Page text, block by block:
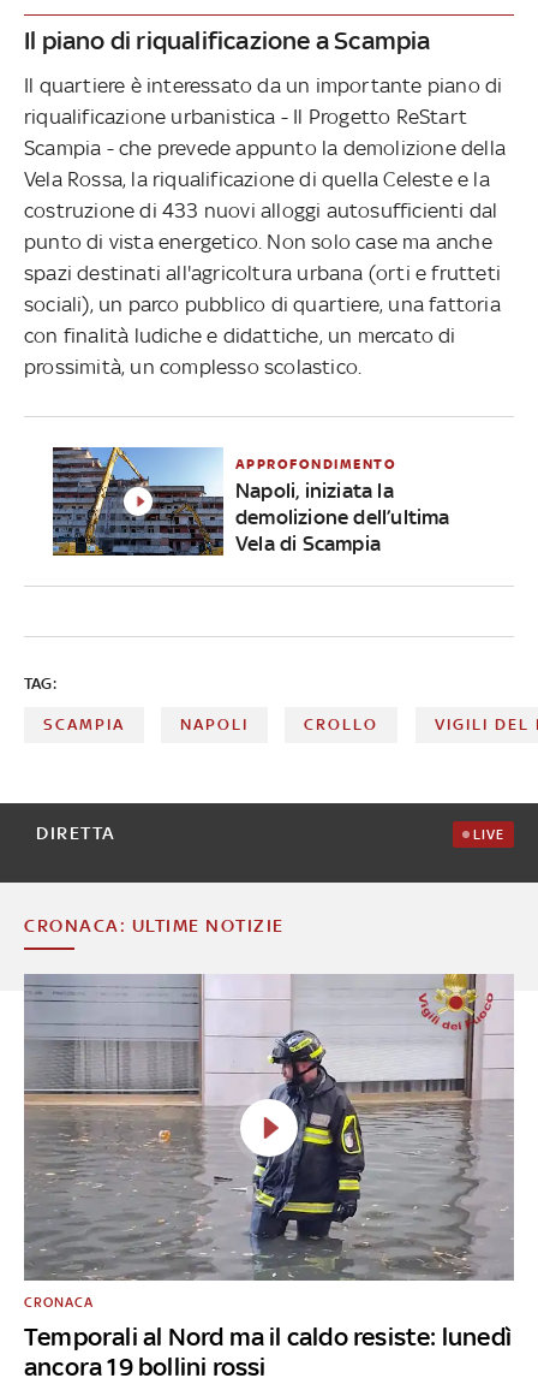
Il piano di riqualificazione a Scampia
Il quartiere è interessato da un importante piano di
riqualificazione urbanistica - Il Progetto ReStart
Scampia - che prevede appunto la demolizione della
Vela Rossa, la riqualificazione di quella Celeste e la
costruzione di 433 nuovi alloggi autosufficienti dal
punto di vista energetico. Non solo case ma anche
spazi destinati all'agricoltura urbana (orti e frutteti
sociali), un parco pubblico di quartiere, una fattoria
con finalità ludiche e didattiche, un mercato di
prossimità, un complesso scolastico.
APPROFONDIMENTO
Napoli, iniziata la
demolizione dell’ultima
Vela di Scampia
TAG:
SCAMPIA NAPOLI CROLLO VIGILI DEL
DIRETTA LIVE
CRONACA: ULTIME NOTIZIE
Temporali al Nord ma il caldo resiste: lunedì
ancora 19 bollini rossi
CRONACA